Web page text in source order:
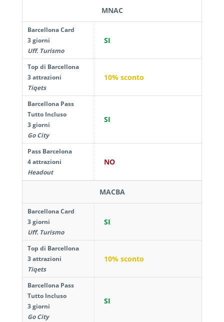
MNAC
Barcellona Card
3 giorni
Uff. Turismo
SI
Top di Barcellona
3 attrazioni
Tiqets
10% sconto
Barcellona Pass
Tutto Incluso
3 giorni
Go City
SI
Pass Barcelona
4 attrazioni
Headout
NO
MACBA
Barcellona Card
3 giorni
Uff. Turismo
SI
Top di Barcellona
3 attrazioni
Tiqets
10% sconto
Barcellona Pass
Tutto Incluso
3 giorni
Go City
SI